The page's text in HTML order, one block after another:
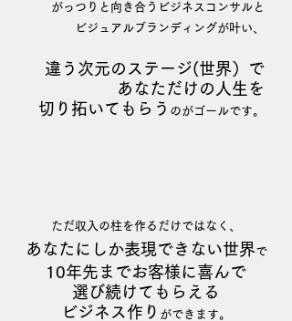
がっつりと向き合うビジネスコンサルと
ビジュアルブランディングが叶い、
違 う次元のステージ(世界）で
あなただ けの 人生を
切り拓いてもらう のがゴールです。
ただ収入の柱を作るだけではなく、
あなたにしか表現できない世界で
10年先までお客様に喜んで
選び続けても らえる
ビジネス作り ができます。